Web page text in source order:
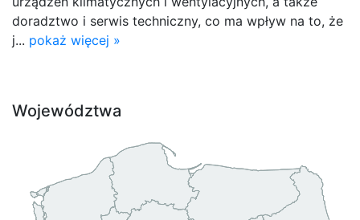
doradztwo i serwis techniczny, co ma wpływ na to, że
j... pokaż więcej »
Województwa